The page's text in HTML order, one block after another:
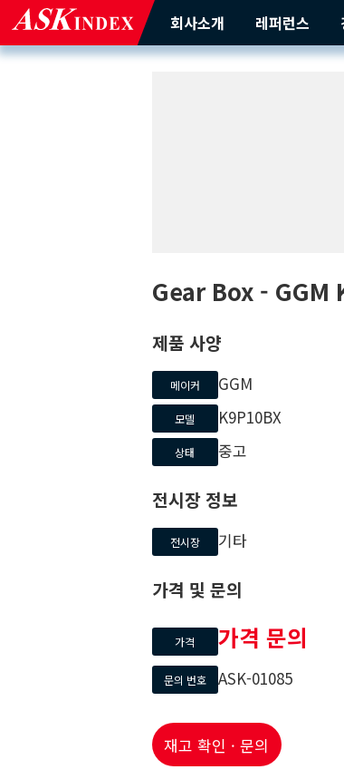
회사소개 레퍼런스
Gear Box - GGM
제품 사양
메이커 GGM
모델 K9P10BX
상태 중고
전시장 정보
전시장 기타
가격 및 문의
가격 가격 문의
문의 번호 ASK-01085
재고 확인 · 문의